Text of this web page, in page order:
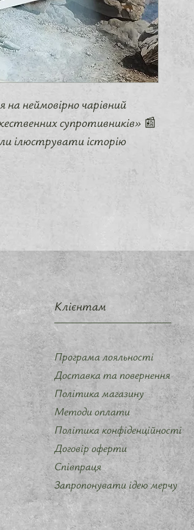
на неймовірно чарівний
супротивників» 📰
ілюструвати історію
Клієнтам
Програма лояльності
Доставка та повернення
Політика магазину
Методи оплати
Політика конфіденційності
Договір оферти
Співпраця
Запропонувати ідею мерчу